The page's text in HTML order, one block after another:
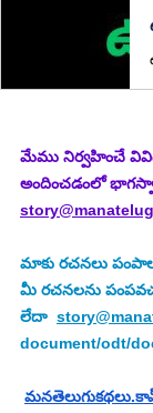
మేము నిర్వహించే
అందించడంలో
మాకు రచనలు
మీ రచనలను
లేదా
document/odt/